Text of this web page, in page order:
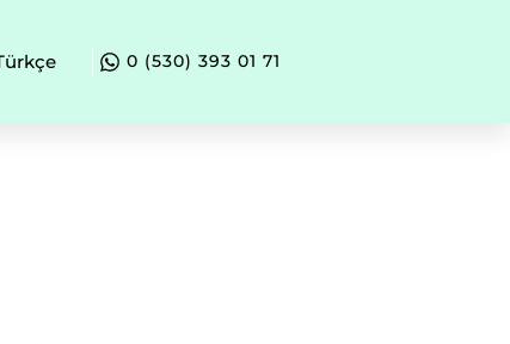
0 (530) 393 01 71